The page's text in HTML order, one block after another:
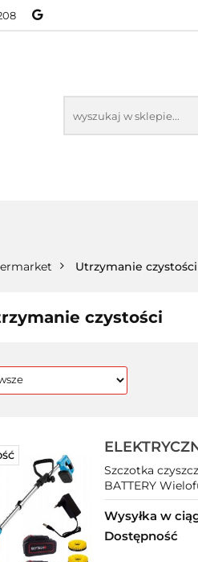
NOWOŚCI
Utrzymanie czystości
czystości
DYWAN
Szczotka
BATTERY
Wysyłka w
Dostępność